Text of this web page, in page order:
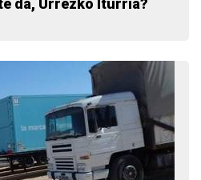
da, Urrezko Iturria?